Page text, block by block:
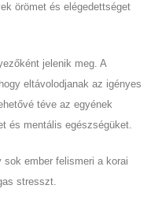
örömet és elégedettséget
jelenik meg. A
eltávolodjanak az igényes
téve az egyének
és mentális egészségüket.
ember felismeri a korai
stresszt.